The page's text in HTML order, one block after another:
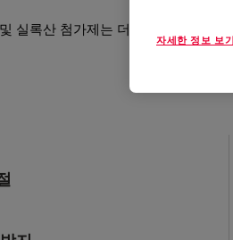
실록산 첨가제는 더 나은 페인트,
자세한 정보 보기